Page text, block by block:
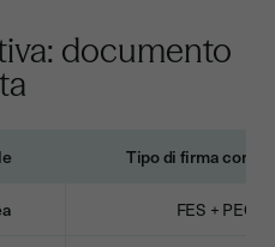
documento
Tipo di firma
FES + PEC